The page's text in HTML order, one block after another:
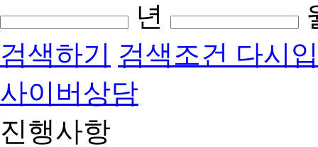
년
검색하기 검색조건 다시
사이버상담
진행사항